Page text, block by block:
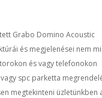
Grabo Domino Acoustic
és megjelenései nem
és vagy telefonokon
spc parketta
megtekinteni üzletünkben